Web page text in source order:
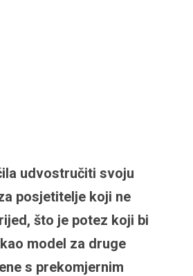
udvostručiti svoju
posjetitelje koji ne
što je potez koji bi
model za druge
s prekomjernim